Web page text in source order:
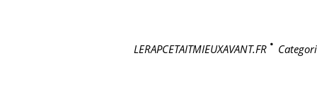
LERAPCETAITMIEUXAVANT.FR >